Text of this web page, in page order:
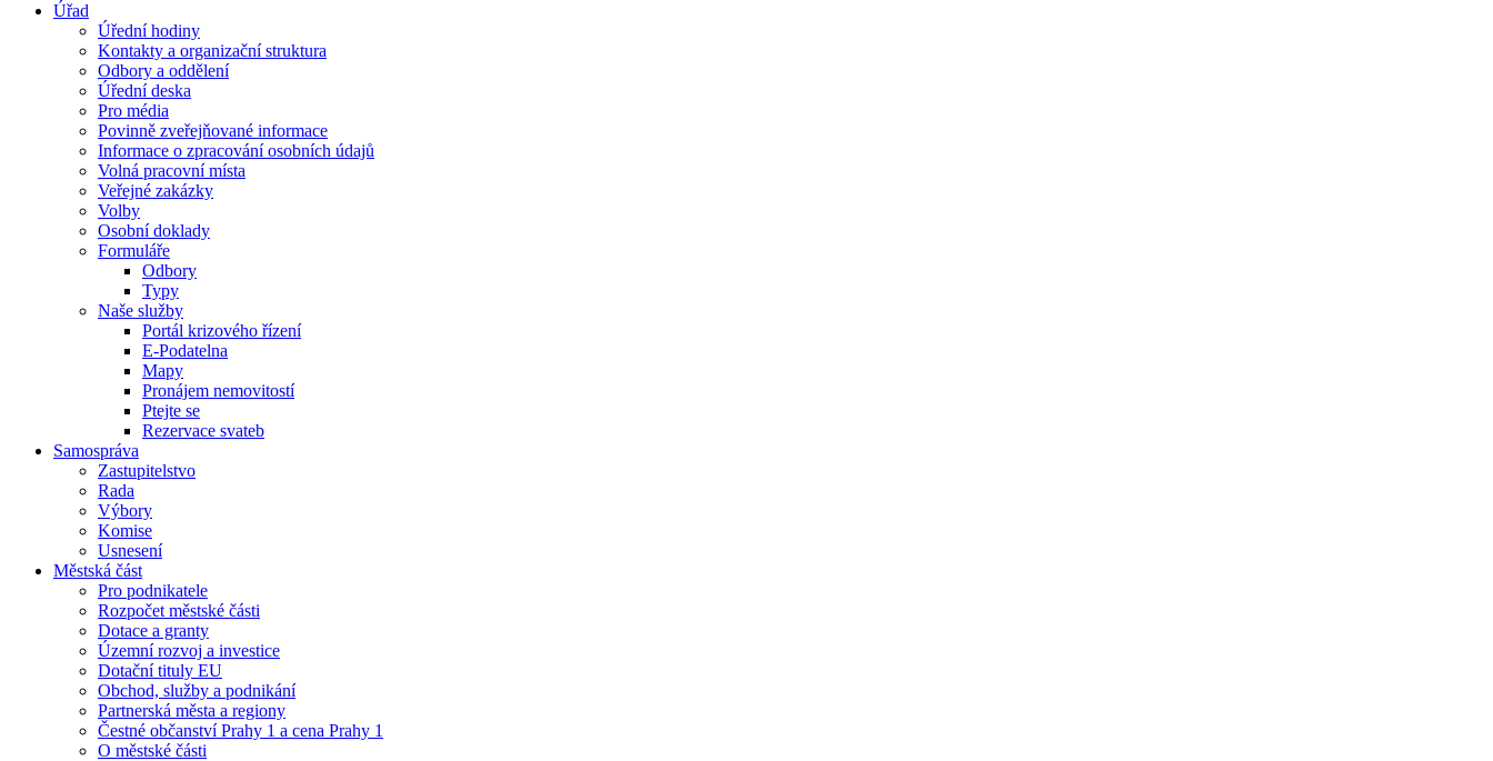
Úřad
Úřední hodiny
Kontakty a organizační struktura
Odbory a oddělení
Úřední deska
Pro média
Povinně zveřejňované informace
Informace o zpracování osobních údajů
Volná pracovní místa
Veřejné zakázky
Volby
Osobní doklady
Formuláře
Odbory
Typy
Naše služby
Portál krizového řízení
E-Podatelna
Mapy
Pronájem nemovitostí
Ptejte se
Rezervace svateb
Samospráva
Zastupitelstvo
Rada
Výbory
Komise
Usnesení
Městská část
Pro podnikatele
Rozpočet městské části
Dotace a granty
Územní rozvoj a investice
Dotační tituly EU
Obchod, služby a podnikání
Partnerská města a regiony
Čestné občanství Prahy 1 a cena Prahy 1
O městské části